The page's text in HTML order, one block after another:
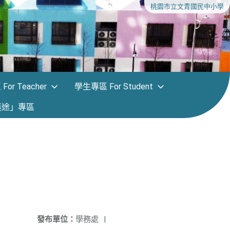
桃園市立文青國民中小學
For Teacher 學生專區 For Student
途」專區
發布單位： 學務處 |